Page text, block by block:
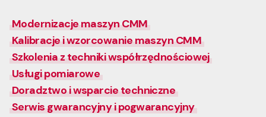
Modernizacje maszyn CMM
Kalibracje i wzorcowanie maszyn CMM
Szkolenia z techniki współrzędnościowej
Usługi pomiarowe
Doradztwo i wsparcie techniczne
Serwis gwarancyjny i pogwarancyjny